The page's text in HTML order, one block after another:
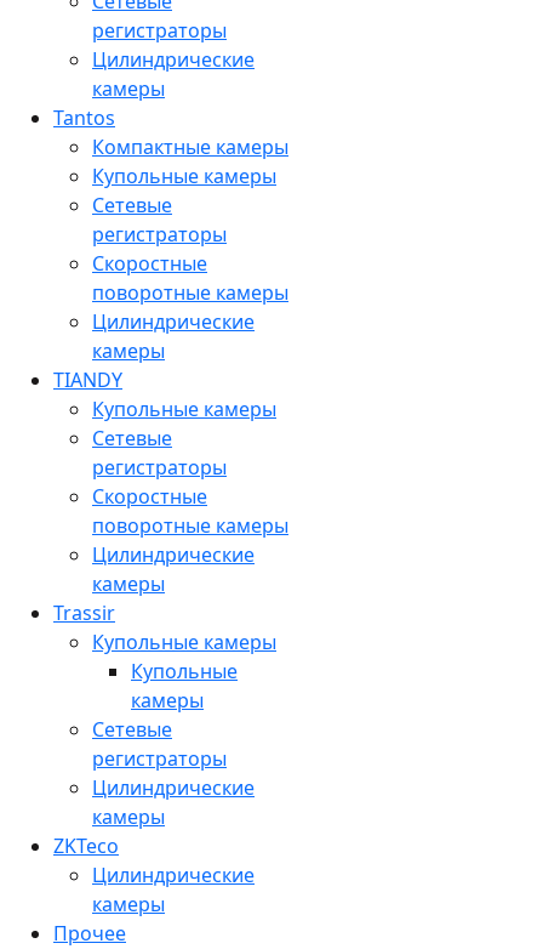
регистраторы
Цилиндрические
камеры
Tantos
Компактные камеры
Купольные камеры
Сетевые
регистраторы
Скоростные
поворотные камеры
Цилиндрические
камеры
TIANDY
Купольные камеры
Сетевые
регистраторы
Скоростные
поворотные камеры
Цилиндрические
камеры
Trassir
Купольные камеры
Купольные
камеры
Сетевые
регистраторы
Цилиндрические
камеры
ZKTeco
Цилиндрические
камеры
Прочее